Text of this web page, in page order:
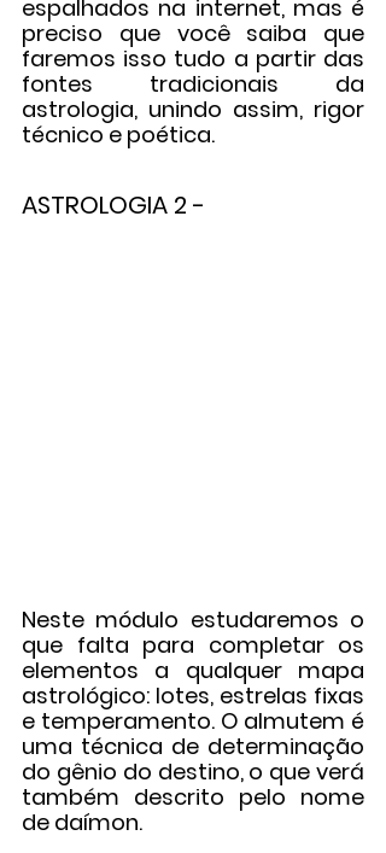
espalhados na internet, mas é
preciso que você saiba que
faremos isso tudo a partir das
fontes tradicionais da
astrologia, unindo assim, rigor
técnico e poética.
ASTROLOGIA 2 -
Neste módulo estudaremos o
que falta para completar os
elementos a qualquer mapa
astrológico: lotes, estrelas fixas
e temperamento. O almutem é
uma técnica de determinação
do gênio do destino, o que verá
também descrito pelo nome
de daímon.